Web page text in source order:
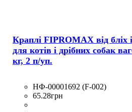
Краплі FIPROMAX від бліх
для котів і дрібних собак
кг, 2 п/уп.
НФ-00001692 (F-002)
65.28грн